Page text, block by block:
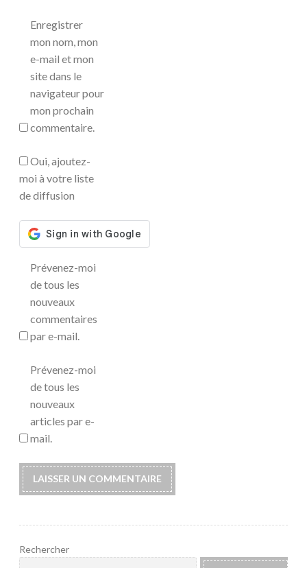
Enregistrer
mon nom, mon
e-mail et mon
site dans le
navigateur pour
mon prochain
commentaire.
Oui, ajoutez-
moi à votre liste
de diffusion
Prévenez-moi
de tous les
nouveaux
commentaires
par e-mail.
Prévenez-moi
de tous les
nouveaux
articles par e-
mail.
Rechercher